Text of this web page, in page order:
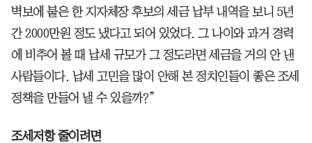
벽보에 붙은 한 지자체장 후보의 세금 납부 내역을 보니 5년
간 2000만원 정도 냈다고 되어 있었다. 그 나이와 과거 경력
에 비추어 볼 때 납세 규모가 그 정도라면 세금을 거의 안 낸
사람들이다. 납세 고민을 많이 안해 본 정치인들이 좋은 조세
정책을 만들어 낼 수 있을까?”
조세저항 줄이려면